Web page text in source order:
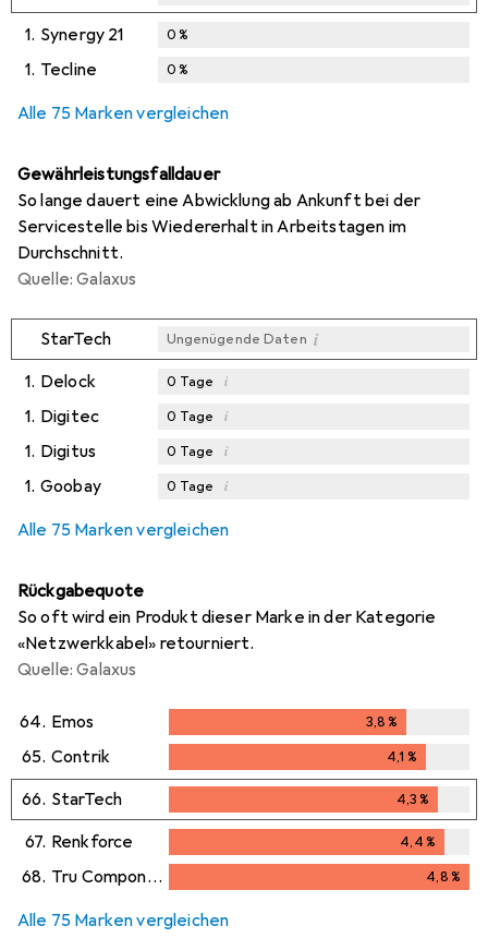
1. Synergy 21 0%
1. Tecline 0%
Alle 75 Marken vergleichen
Gewährleistungsfalldauer
So lange dauert eine Abwicklung ab Ankunft bei der
Servicestelle bis Wiedererhalt in Arbeitstagen im
Durchschnitt.
Quelle: Galaxus
StarTech Ungenügende Daten i
1. Delock 0 Tage i
1. Digitec 0 Tage i
1. Digitus 0 Tage i
1. Goobay 0 Tage i
Alle 75 Marken vergleichen
Rückgabequote
So oft wird ein Produkt dieser Marke in der Kategorie
«Netzwerkkabel» retourniert.
Quelle: Galaxus
64. Emos 3,8%
65. Contrik 4,1 %
4,1%
66. StarTech 4,3%
4,3%
67. Renkforce 4,4%
4,4%
68. Tru Components 4,8%
Alle 75 Marken vergleichen